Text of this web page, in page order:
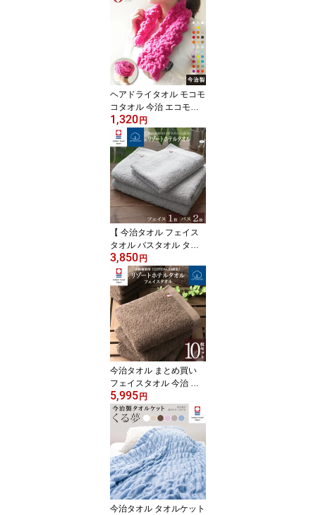
お花をかたどった 今治タ
オル フェイスタオル 2枚
) ギフトボックス入 【 お
しゃれ 義母 50代 60代 7
0代 母の日 】
ヘアドライタオル モコモ
コタオル 今治 エコモコ
グッドデザイン賞 ふっく
ら本物の肌触り モコモコ
フェイスタオル (無撚糸)
選べる 33色 【 タオル ヘ
アータオル 日本製 髪 タ
ーバン ヘアキャップ 綿
スポーツ スポーツタオル
プレゼント ギフト 】
1,320円
【 今治タオル フェイス
タオル バスタオル タオ
ル 今治 】リゾート ホテ
ル フェイス 1枚 バス 2枚
セット ( グレー ) 綿100%
ギフトセット ギフト お
返し かわいい たおる プ
レゼント
3,850円
今治タオル まとめ買い
フェイスタオル 今治 リ
ゾート ホテルタオル 10
枚セット 約34cm×77cm
ブラウン 綿100% 日本製
プレゼント 内祝 快気祝
い 結婚祝い 香典返し ホ
テル仕様 出産祝い 国産
無地 Hotel Towel タオル
楽天 サプライズデー
5,995円
今治タオル タオルケット